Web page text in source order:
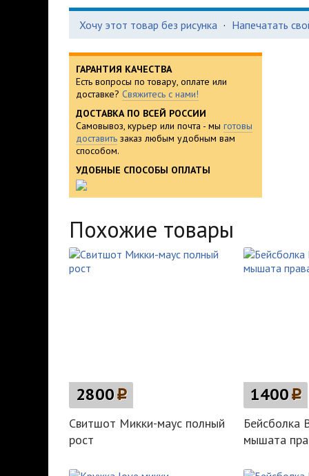
Хочу этот товар без рисунка · Напечатать
ГАРАНТИЯ КАЧЕСТВА
Есть вопросы по товару, оплате или
доставке? Свяжитесь с нами!
ДОСТАВКА ПО ВСЕЙ РОССИИ
Самовывоз, курьер или почта - мы готовы
доставить заказ любым удобным вам
способом.
УДОБНЫЕ СПОСОБЫ ОПЛАТЫ
Похожие товары
2800p
Свитшот Микки-маус полный
рост
1400p
Бейсболка
мышата